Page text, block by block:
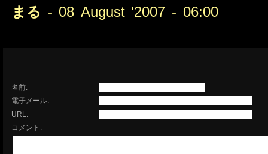
まる - 08 August '2007 - 06:00
名前:
電子メール:
URL:
コメント: